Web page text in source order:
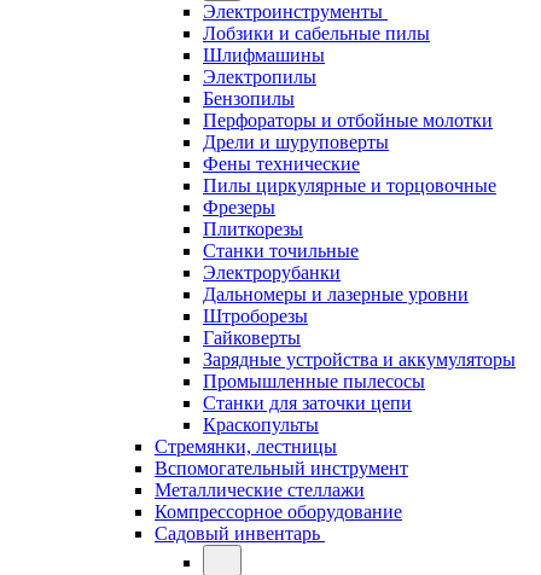
Электроинструменты
Лобзики и сабельные пилы
Шлифмашины
Электропилы
Бензопилы
Перфораторы и отбойные молотки
Дрели и шуруповерты
Фены технические
Пилы циркулярные и торцовочные
Фрезеры
Плиткорезы
Станки точильные
Электрорубанки
Дальномеры и лазерные уровни
Штроборезы
Гайковерты
Зарядные устройства и аккумуляторы
Промышленные пылесосы
Станки для заточки цепи
Краскопульты
Стремянки, лестницы
Вспомогательный инструмент
Металлические стеллажи
Компрессорное оборудование
Садовый инвентарь